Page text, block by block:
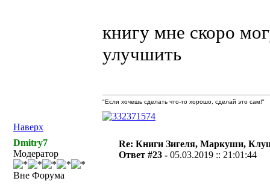
книгу мне скоро
улучшить
Наверх
"Если хочешь сделать что-то хорошо, сделай это сам!"
Dmitry7
Модератор
Вне Форума
Re: Книги Зигеля, Маркуши,
Ответ #23 -05.03.2019 :: 21:01:44